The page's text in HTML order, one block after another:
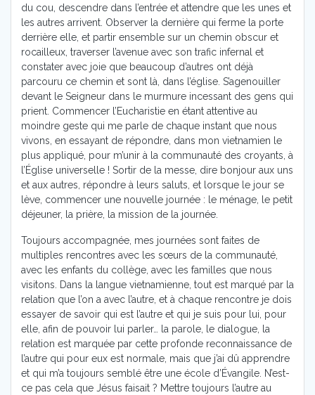
du cou, descendre dans l’entrée et attendre que les unes et
les autres arrivent. Observer la dernière qui ferme la porte
derrière elle, et partir ensemble sur un chemin obscur et
rocailleux, traverser l’avenue avec son trafic infernal et
constater avec joie que beaucoup d’autres ont déjà
parcouru ce chemin et sont là, dans l’église. S’agenouiller
devant le Seigneur dans le murmure incessant des gens qui
prient. Commencer l’Eucharistie en étant attentive au
moindre geste qui me parle de chaque instant que nous
vivons, en essayant de répondre, dans mon vietnamien le
plus appliqué, pour m’unir à la communauté des croyants, à
l’Église universelle ! Sortir de la messe, dire bonjour aux uns
et aux autres, répondre à leurs saluts, et lorsque le jour se
lève, commencer une nouvelle journée : le ménage, le petit
déjeuner, la prière, la mission de la journée.
Toujours accompagnée, mes journées sont faites de
multiples rencontres avec les sœurs de la communauté,
avec les enfants du collège, avec les familles que nous
visitons. Dans la langue vietnamienne, tout est marqué par la
relation que l’on a avec l’autre, et à chaque rencontre je dois
essayer de savoir qui est l’autre et qui je suis pour lui, pour
elle, afin de pouvoir lui parler… la parole, le dialogue, la
relation est marquée par cette profonde reconnaissance de
l’autre qui pour eux est normale, mais que j’ai dû apprendre
et qui m’a toujours semblé être une école d’Évangile. N’est-
ce pas cela que Jésus faisait ? Mettre toujours l’autre au